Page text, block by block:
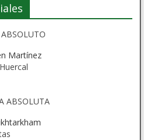
Martínez
ABSOLUTA